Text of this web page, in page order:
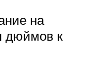
на
дюймов к